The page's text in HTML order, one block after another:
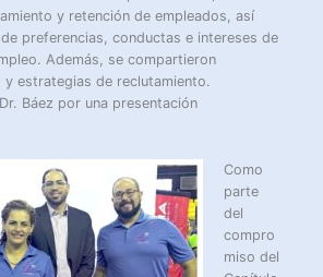
y retención de empleados, así
preferencias, conductas e intereses de
Además, se compartieron
y estrategias de reclutamiento.
Báez por una presentación
Como
parte
del
compro
miso del